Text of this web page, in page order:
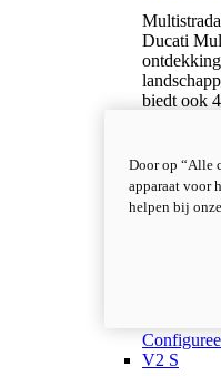
Multistrada
Ducati
biedt ook
groter.
Ontdek
V2
V2 S
Door op “Alle
apparaat voor
helpen bij